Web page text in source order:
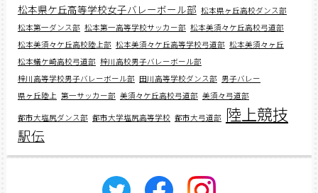
松本県ケ丘高等学校女子バレーボール部 松本県ヶ丘高校ダンス部
松本第一ダンス部 松本第一高等学校サッカー部 松本美須々ケ丘高校弓道部
松本美須々ケ丘高校陸上部 松本美須々ケ丘高等学校弓道部 松本美須々ヶ丘
松本蟻ケ崎高校弓道部 梓川高校男子バレーボール部
梓川高等学校男子バレーボール部 田川高等学校ダンス部 男子バレー
県ヶ丘陸上 第一サッカー部 美須々ケ丘高校弓道部 美須々弓道部
都市大塩尻ダンス部 都市大学塩尻高等学校 都市大弓道部 陸上競技
駅伝